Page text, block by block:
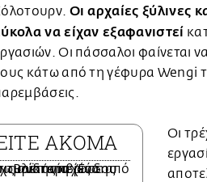
Οι αρχαίες ξύλινες
να είχαν εξαφανιστεί
Οι πάσσαλοι φαίνεται
κάτω από τη γέφυρα Wengi
ΑΚΟΜΑ
Οι